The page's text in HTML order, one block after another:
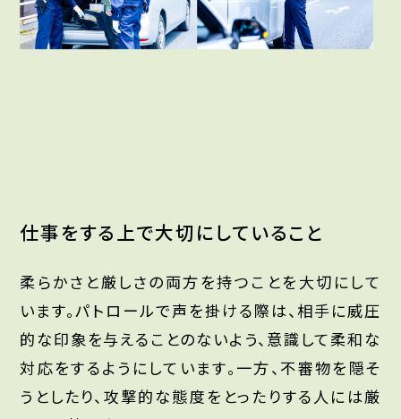
仕事をする上で大切にしていること
柔らかさと厳しさの両方を持つことを大切にして
います。パトロールで声を掛ける際は、相手に威圧
的な印象を与えることのないよう、意識して柔和な
対応をするようにしています。一方、不審物を隠そ
うとしたり、攻撃的な態度をとったりする人には厳